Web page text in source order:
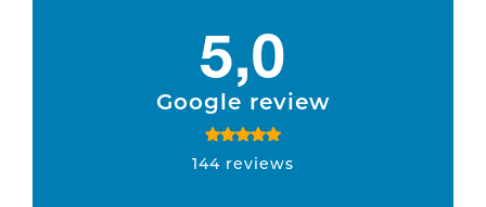
5,0
Google review
144 reviews